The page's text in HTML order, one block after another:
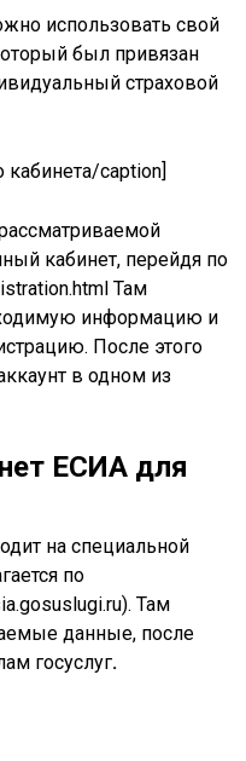
в одном из
ЕСИА для
на специальной
Там
данные, после
госуслуг .